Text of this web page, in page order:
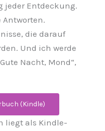
jeder Entdeckung.
Antworten.
die darauf
Und ich werde
Nacht, Mond“,
(Kindle)
liegt als Kindle-